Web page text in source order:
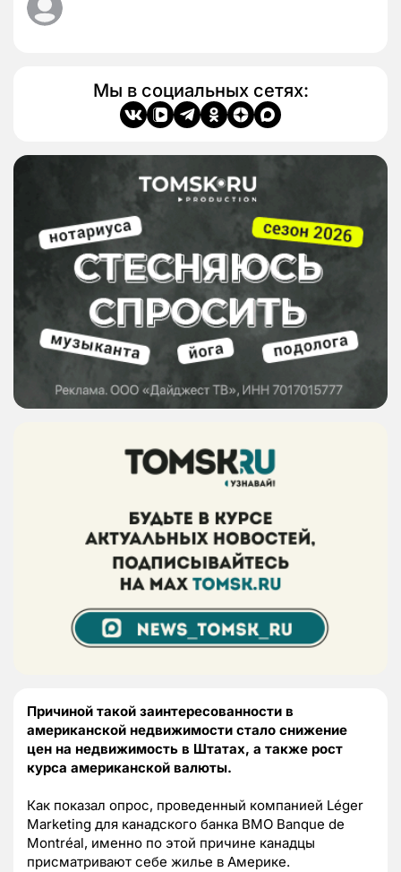
Мы в социальных сетях:
Причиной такой заинтересованности в
американской недвижимости стало снижение
цен на недвижимость в Штатах, а также рост
курса американской валюты.
Как показал опрос, проведенный компанией Léger
Marketing для канадского банка BMO Banque de
Montréal, именно по этой причине канадцы
присматривают себе жилье в Америке.